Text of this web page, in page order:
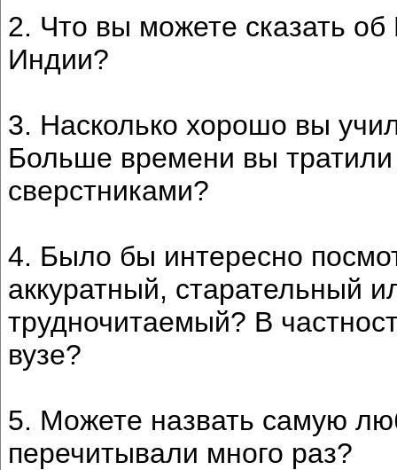
2. Что вы можете сказать
Индии?
3. Насколько хорошо вы
Больше времени вы
сверстниками?
4. Было бы интересно
аккуратный, старательный
трудночитаемый? В
вузе?
5. Можете назвать самую
перечитывали много раз?